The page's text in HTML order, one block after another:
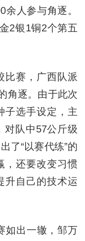
人参与角逐。
2银1铜2个第五
赛，广西队派
角逐。由于此次
子选手设定，主
对队中57公斤级
了“以赛代练”的
还要改变习惯
升自己的技术运
出一辙，邹万